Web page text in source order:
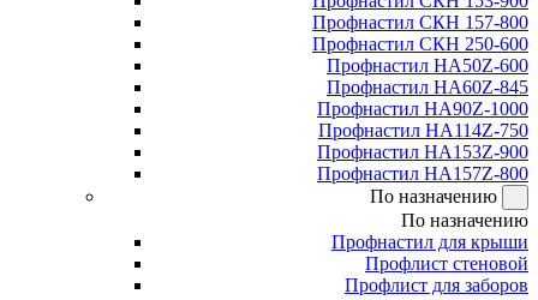
Профнастил СКН 157-800
Профнастил СКН 250-600
Профнастил НА50Z-600
Профнастил НА60Z-845
Профнастил НА90Z-1000
Профнастил НА114Z-750
Профнастил НА153Z-900
Профнастил НА157Z-800
По назначению
По назначению
Профнастил для крыши
Профлист стеновой
Профлист для заборов